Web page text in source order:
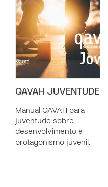
QAVAH JUVENTUDE
Manual QAVAH para
juventude sobre
desenvolvimento e
protagonismo juvenil.